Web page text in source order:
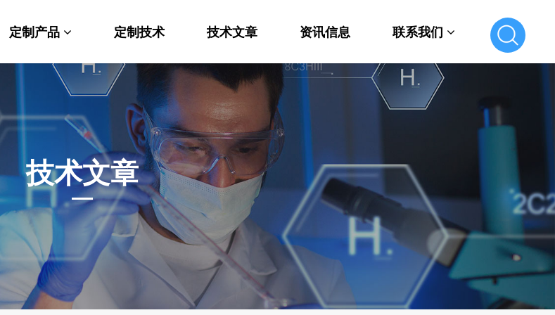
定制产品
纳米材料定制
PEG衍生物
荧光标记定制
MOF材料定制
小分子定制
多肽定制
定制技术 技术文章 资讯信息 联系我们
联系我们
技术文章